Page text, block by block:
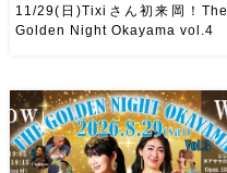
2026/11/29(日)Tixiさん初来
岡！The Golden Night
Okayama vol.4 本日8/1よりお
申し込みスタートです
【
11/29(日)Tixiさん初来岡！The
Golden Night Okayama vol.4